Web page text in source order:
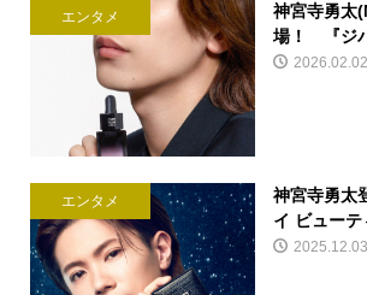
エンタメ
神宮寺勇太
場！ 『ジ
2026.02.02
エンタメ
神宮寺勇太
イ ビューテ
2025.12.03